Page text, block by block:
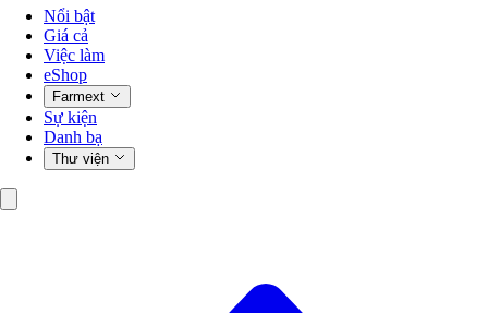
Nổi bật
Giá cả
Việc làm
eShop
Farmext
Sự kiện
Danh bạ
Thư viện